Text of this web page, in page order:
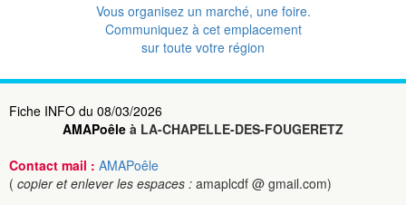
Vous organisez un marché, une foire.
Communiquez à cet emplacement
sur toute votre région
Fiche INFO du 08/03/2026
AMAPoêle à LA-CHAPELLE-DES-FOUGERETZ
Contact mail : AMAPoêle
( copier et enlever les espaces : amaplcdf @ gmail.com)